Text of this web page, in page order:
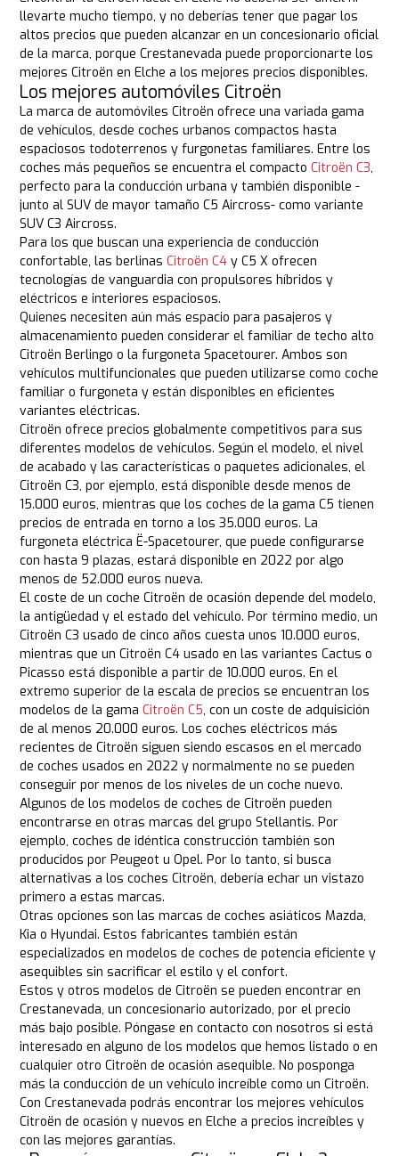
llevarte mucho tiempo, y no deberías tener que pagar los
altos precios que pueden alcanzar en un concesionario oficial
de la marca, porque Crestanevada puede proporcionarte los
mejores Citroën en Elche a los mejores precios disponibles.
Los mejores automóviles Citroën
La marca de automóviles Citroën ofrece una variada gama
de vehículos, desde coches urbanos compactos hasta
espaciosos todoterrenos y furgonetas familiares. Entre los
coches más pequeños se encuentra el compactoCitroën C3,
perfecto para la conducción urbana y también disponible -
junto al SUV de mayor tamaño C5 Aircross- como variante
SUV C3 Aircross.
Para los que buscan una experiencia de conducción
confortable, las berlinasCitroën C4 y C5 X ofrecen
tecnologías de vanguardia con propulsores híbridos y
eléctricos e interiores espaciosos.
Quienes necesiten aún más espacio para pasajeros y
almacenamiento pueden considerar el familiar de techo alto
Citroën Berlingo o la furgoneta Spacetourer. Ambos son
vehículos multifuncionales que pueden utilizarse como coche
familiar o furgoneta y están disponibles en eficientes
variantes eléctricas.
Citroën ofrece precios globalmente competitivos para sus
diferentes modelos de vehículos. Según el modelo, el nivel
de acabado y las características o paquetes adicionales, el
Citroën C3, por ejemplo, está disponible desde menos de
15.000 euros, mientras que los coches de la gama C5 tienen
precios de entrada en torno a los 35.000 euros. La
furgoneta eléctrica Ë-Spacetourer, que puede configurarse
con hasta 9 plazas, estará disponible en 2022 por algo
menos de 52.000 euros nueva.
El coste de un coche Citroën de ocasión depende del modelo,
la antigüedad y el estado del vehículo. Por término medio, un
Citroën C3 usado de cinco años cuesta unos 10.000 euros,
mientras que un Citroën C4 usado en las variantes Cactus o
Picasso está disponible a partir de 10.000 euros. En el
extremo superior de la escala de precios se encuentran los
modelos de la gamaCitroën C5, con un coste de adquisición
de al menos 20.000 euros. Los coches eléctricos más
recientes de Citroën siguen siendo escasos en el mercado
de coches usados en 2022 y normalmente no se pueden
conseguir por menos de los niveles de un coche nuevo.
Algunos de los modelos de coches de Citroën pueden
encontrarse en otras marcas del grupo Stellantis. Por
ejemplo, coches de idéntica construcción también son
producidos por Peugeot u Opel. Por lo tanto, si busca
alternativas a los coches Citroën, debería echar un vistazo
primero a estas marcas.
Otras opciones son las marcas de coches asiáticos Mazda,
Kia o Hyundai. Estos fabricantes también están
especializados en modelos de coches de potencia eficiente y
asequibles sin sacrificar el estilo y el confort.
Estos y otros modelos de Citroën se pueden encontrar en
Crestanevada, un concesionario autorizado, por el precio
más bajo posible. Póngase en contacto con nosotros si está
interesado en alguno de los modelos que hemos listado o en
cualquier otro Citroën de ocasión asequible. No posponga
más la conducción de un vehículo increíble como un Citroën.
Con Crestanevada podrás encontrar los mejores vehículos
Citroën de ocasión y nuevos en Elche a precios increíbles y
con las mejores garantías.